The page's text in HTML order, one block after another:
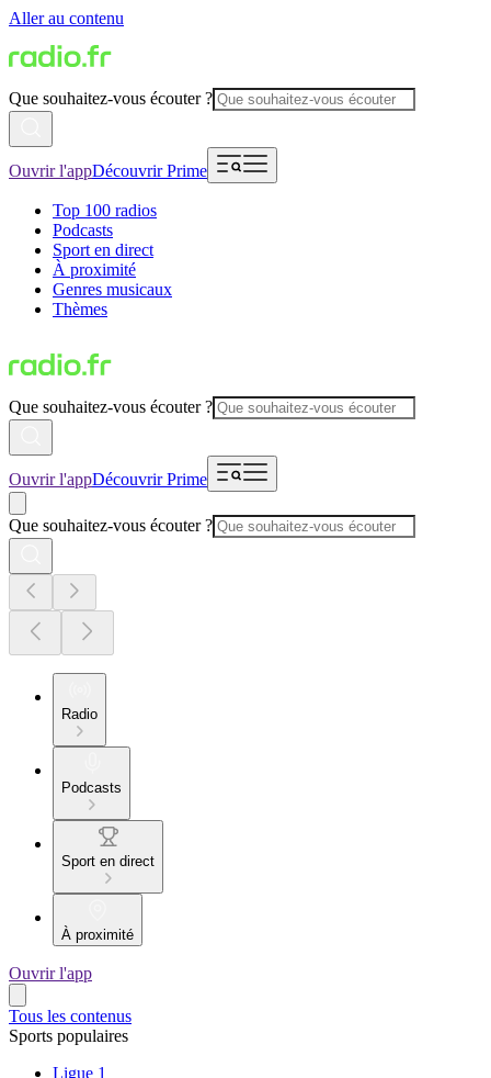
Aller au contenu
Que souhaitez-vous écouter ?
Ouvrir l'appDécouvrir Prime
Top 100 radios
Podcasts
Sport en direct
À proximité
Genres musicaux
Thèmes
Que souhaitez-vous écouter ?
Ouvrir l'appDécouvrir Prime
Que souhaitez-vous écouter ?
Radio
Podcasts
Sport en direct
À proximité
Ouvrir l'app
Tous les contenus
Sports populaires
Ligue 1